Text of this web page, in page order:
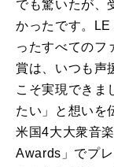
でも驚いたが、
かったです。
ったすべてのフ
賞は、いつも声
こそ実現できま
たい」と想いを
米国4大大衆音
Awards」でプ